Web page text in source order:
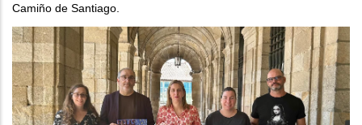
Camiño de Santiago.